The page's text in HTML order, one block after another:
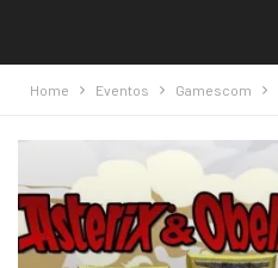
Home Eventos Gamescom